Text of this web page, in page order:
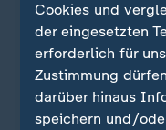
2014.
Borussia
zwischen dem
1987.
VfL Wolfsburg,
Spieltag 2009.
Cookies und
der eingesetzten
erforderlich für
Zustimmung
darüber hinaus
speichern und/